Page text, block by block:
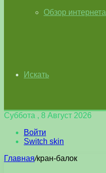
Обзор интернета
Искать
Суббота , 8 Август 2026
Войти
Switch skin
Главная/кран-балок